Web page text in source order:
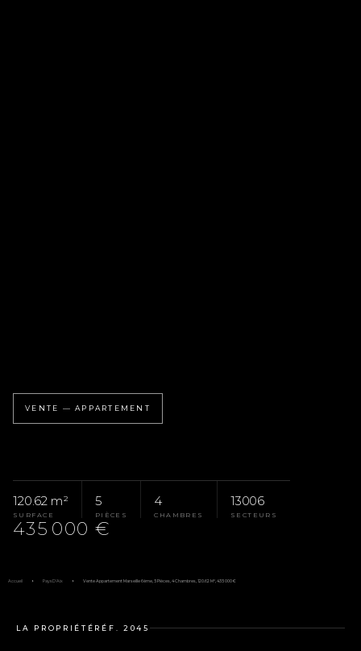
VENTE — APPARTEMENT
120.62 m²
SURFACE
5
PIÈCES
4
CHAMBRES
13006
SECTEURS
435 000 €
Accueil Pays D'Aix Vente Appartement Marseille 6ème, 5 Pièces, 4 Chambres, 120.62 M², 435 000 €
LA PROPRIÉTÉ RÉF. 2045